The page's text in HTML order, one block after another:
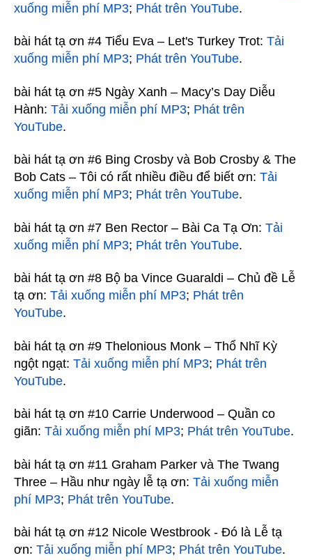
xuống miễn phí MP3; Phát trên YouTube.
bài hát tạ ơn #4 Tiểu Eva – Let's Turkey Trot: Tải
xuống miễn phí MP3; Phát trên YouTube.
bài hát tạ ơn #5 Ngày Xanh – Macy’s Day Diễu
Hành: Tải xuống miễn phí MP3; Phát trên
YouTube.
bài hát tạ ơn #6 Bing Crosby và Bob Crosby & The
Bob Cats – Tôi có rất nhiều điều để biết ơn: Tải
xuống miễn phí MP3; Phát trên YouTube.
bài hát tạ ơn #7 Ben Rector – Bài Ca Tạ Ơn: Tải
xuống miễn phí MP3; Phát trên YouTube.
bài hát tạ ơn #8 Bộ ba Vince Guaraldi – Chủ đề Lễ
tạ ơn: Tải xuống miễn phí MP3; Phát trên
YouTube.
bài hát tạ ơn #9 Thelonious Monk – Thổ Nhĩ Kỳ
ngột ngạt: Tải xuống miễn phí MP3; Phát trên
YouTube.
bài hát tạ ơn #10 Carrie Underwood – Quần co
giãn: Tải xuống miễn phí MP3; Phát trên YouTube.
bài hát tạ ơn #11 Graham Parker và The Twang
Three – Hầu như ngày lễ tạ ơn: Tải xuống miễn
phí MP3; Phát trên YouTube.
bài hát tạ ơn #12 Nicole Westbrook - Đó là Lễ tạ
ơn: Tải xuống miễn phí MP3; Phát trên YouTube.